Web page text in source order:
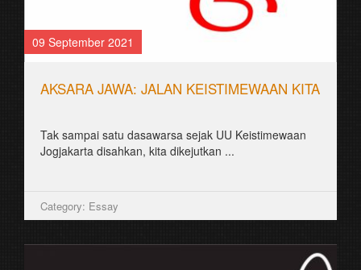
09 September 2021
AKSARA JAWA: JALAN KEISTIMEWAAN KITA
Tak sampai satu dasawarsa sejak UU Keistimewaan
Jogjakarta disahkan, kita dikejutkan ...
Category: Essay